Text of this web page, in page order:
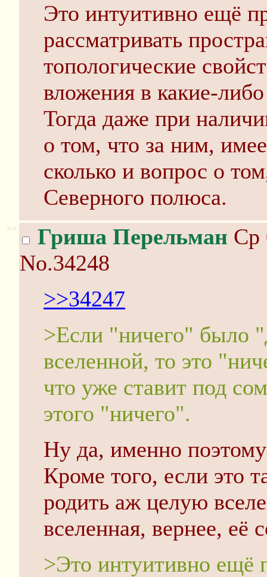
Это интуитивно ещё
рассматривать
топологические
вложения в какие-
Тогда даже при
о том, что за ним,
сколько и вопрос о
Северного полюса.
>> Гриша Перельман Ср
No.34248
>>34247
>Если "ничего" было
вселенной, то это
что уже ставит под
этого "ничего".
Ну да, именно
Кроме того, если это
родить аж целую
вселенная, вернее, её
>Это интуитивно